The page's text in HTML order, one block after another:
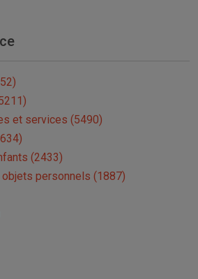
et services (5490)
(2433)
personnels (1887)